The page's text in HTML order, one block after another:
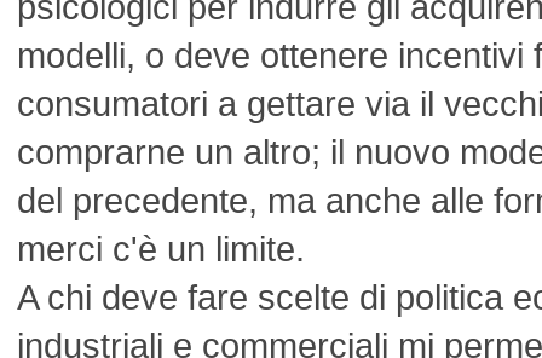
modelli, o deve ottenere incentivi
consumatori a gettare via il
comprarne un altro; il nuovo
del precedente, ma anche alle
merci c'è un limite.
A chi deve fare scelte di politica
industriali e commerciali mi